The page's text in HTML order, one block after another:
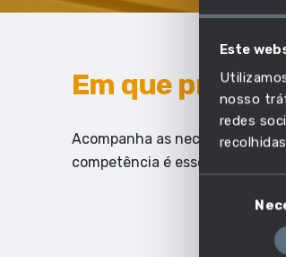
Este
nosso
redes
Em que
Acompanha as necessidades
competência é essencial.